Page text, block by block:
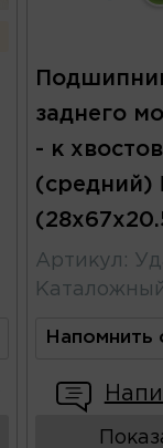
заднего
- к
(средний)
Артикул :
Напомнить